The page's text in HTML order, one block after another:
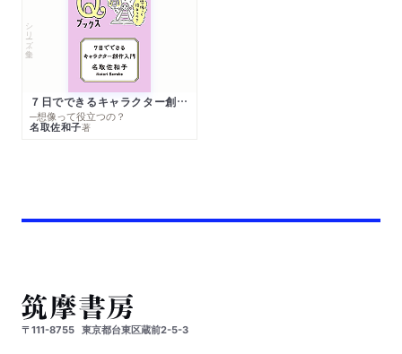
シリーズ・全集
７日でできるキャラクター創作入門
─想像って役立つの？
名取佐和子著
〒111-8755 東京都台東区蔵前2-5-3